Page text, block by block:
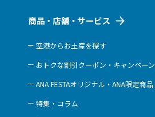
商品・店舗・サービス
空港からお土産を探す
おトクな割引クーポン・キャンペーン
ANA FESTAオリジナル・ANA限定商品
特集・コラム